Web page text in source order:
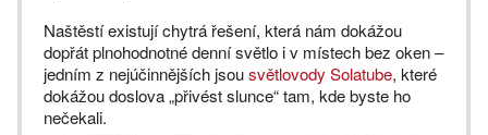
Naštěstí existují chytrá řešení, která nám dokážou
dopřát plnohodnotné denní světlo i v místech bez oken –
jedním z nejúčinnějších jsousvětlovody Solatube, které
dokážou doslova „přivést slunce“ tam, kde byste ho
nečekali.